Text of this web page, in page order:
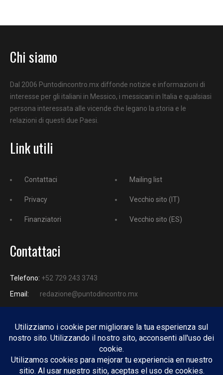
Chi siamo
Dal 2006 Puntodincontro.mx diffonde notizie e informazioni di
interesse per gli italiani in Messico, i messicani in Italia e qualsiasi
persona interessata alle vicende che legano la storia e le
relazioni di questi due Paesi.
Link utili
Contattaci
Privacy
Finanziatori
Mailing list
Vecchio sito (IT)
Vecchio sito (ES)
Contattaci
Telefono: +52 729 243 3743
Email:
redazione@puntodincontro.mx
PUNTODINCONTRO